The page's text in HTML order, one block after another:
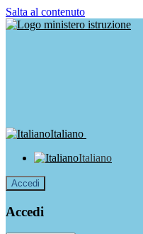
Salta al contenuto
Italiano
Italiano
Accedi
Accedi